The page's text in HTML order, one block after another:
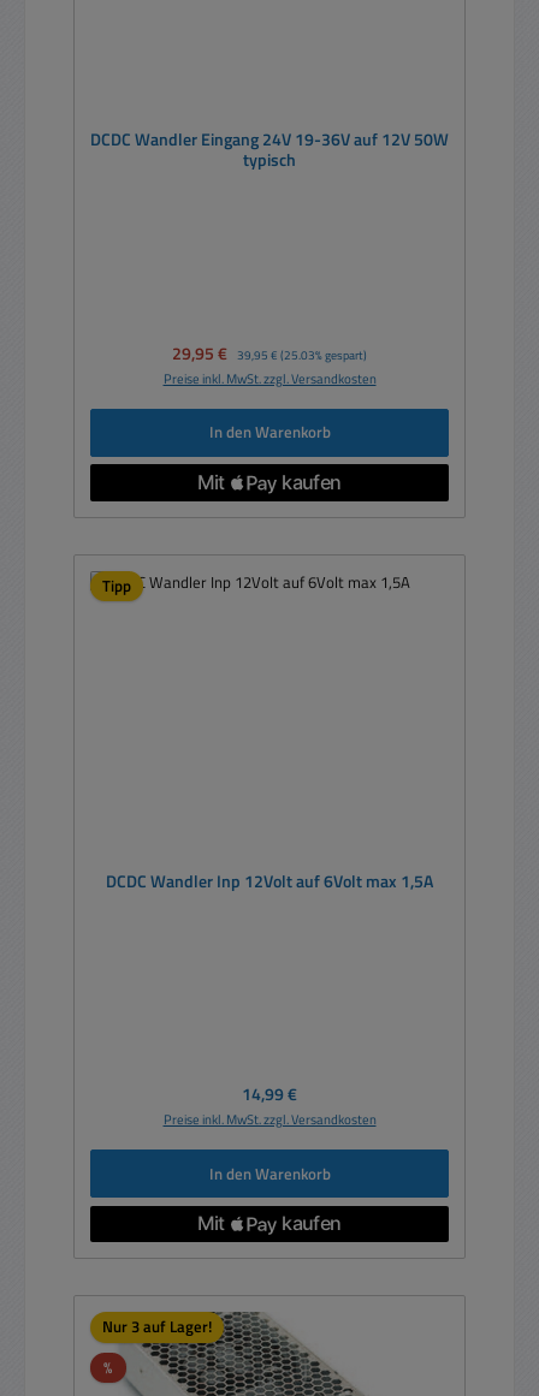
DCDC Wandler Eingang 24V 19-36V auf 12V 50W
typisch
Verkaufspreis:
29,95 € Regulärer Preis:
39,95 € (25.03% gespart)
Preise inkl. MwSt. zzgl. Versandkosten
In den Warenkorb
Tipp
DCDC Wandler Inp 12Volt auf 6Volt max 1,5A
Regulärer Preis:
14,99 €
Preise inkl. MwSt. zzgl. Versandkosten
In den Warenkorb
Nur 3 auf Lager!
%Rabatt